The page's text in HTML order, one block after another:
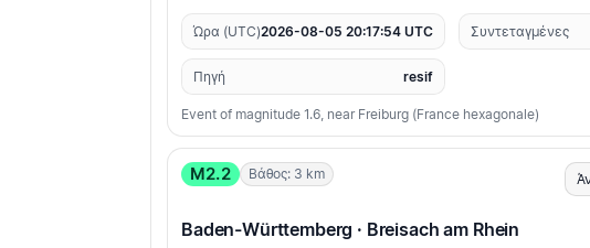
Ώρα (UTC)2026-08-05 20:17:54 UTC Συντεταγμένες
Πηγή resif
Event of magnitude 1.6, near Freiburg (France hexagonale)
M2.2 Βάθος: 3 km
Baden-Württemberg · Breisach am Rhein